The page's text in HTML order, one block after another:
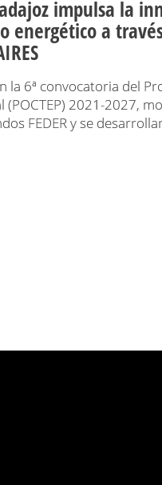
impulsa la
energético a
la 6ª convocatoria del
2021-2027,
FEDER y se